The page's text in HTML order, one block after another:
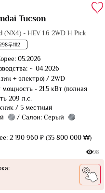
Tucson
(NX4) - HEV 1.6 2WD H Pick
두1112
05.2026
~ 04.2026
+ электро) / 2WD
- 21.5 кВт (полная
209 л.с.
/ 5 местный
/ Салон: Серый
2 190 960 ₽ (35 800 000 ₩)
98